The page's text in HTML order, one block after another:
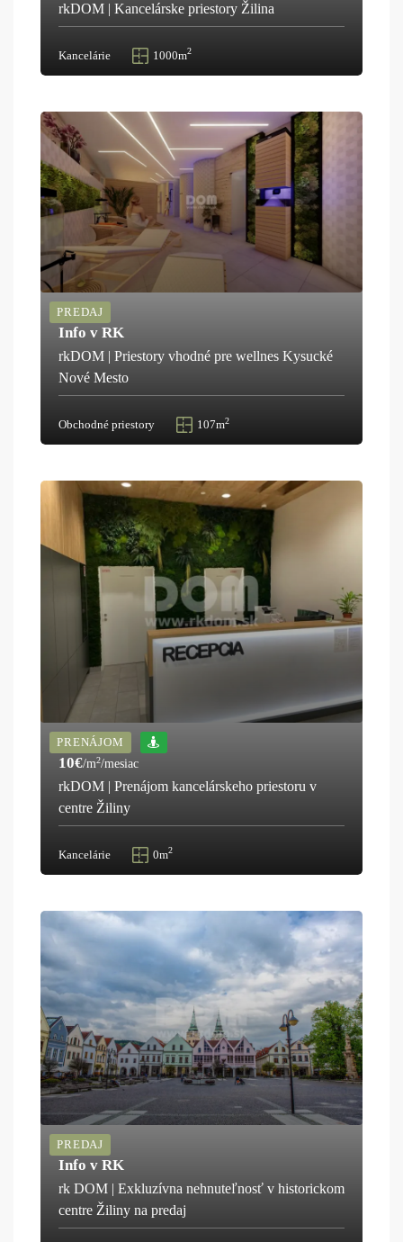
rkDOM | Kancelárske priestory Žilina
Kancelárie 1000m2
PREDAJ
Info v RK
rkDOM | Priestory vhodné pre wellnes Kysucké
Nové Mesto
Obchodné priestory 107m2
PRENÁJOM
10€/m2/mesiac
rkDOM | Prenájom kancelárskeho priestoru v
centre Žiliny
Kancelárie 0m2
PREDAJ
Info v RK
rk DOM | Exkluzívna nehnuteľnosť v historickom
centre Žiliny na predaj